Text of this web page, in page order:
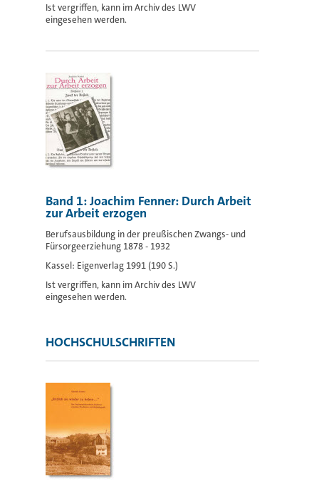
Ist vergriffen, kann im Archiv des LWV
eingesehen werden.
Band 1: Joachim Fenner: Durch Arbeit
zur Arbeit erzogen
Berufsausbildung in der preußischen Zwangs- und
Fürsorgeerziehung 1878 - 1932
Kassel: Eigenverlag 1991 (190 S.)
Ist vergriffen, kann im Archiv des LWV
eingesehen werden.
HOCHSCHULSCHRIFTEN